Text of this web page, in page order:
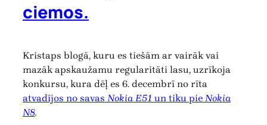
ciemos.
Kristaps blogā, kuru es tiešām ar vairāk vai
mazāk apskaužamu regularitāti lasu, uzrīkoja
konkursu, kura dēļ es 6. decembrī no rīta
atvadījos no savas Nokia E51 un tiku pie Nokia
N8.